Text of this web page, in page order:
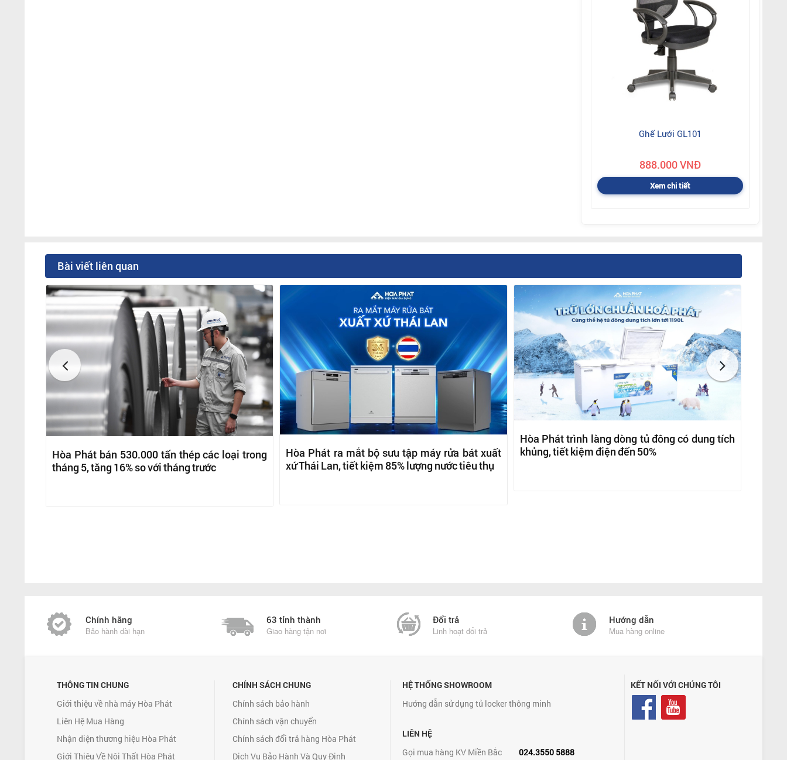
Ghế Lưới GL101
888.000 VNĐ
Xem chi tiết
Bài viết liên quan
Hòa Phát bán 530.000 tấn thép các loại trong
tháng 5, tăng 16% so với tháng trước
Hòa Phát ra mắt bộ sưu tập máy rửa bát xuất
xứ Thái Lan, tiết kiệm 85% lượng nước tiêu thụ
Hòa Phát trình làng dòng tủ đông có dung tích
khủng, tiết kiệm điện đến 50%
Chính hãng
Bảo hành dài hạn
63 tỉnh thành
Giao hàng tận nơi
Đổi trả
Linh hoạt đổi trả
Hướng dẫn
Mua hàng online
THÔNG TIN CHUNG
Giới thiệu về nhà máy Hòa Phát
Liên Hệ Mua Hàng
Nhận diện thương hiệu Hòa Phát
Giới Thiệu Về Nội Thất Hòa Phát
CHÍNH SÁCH CHUNG
Chính sách bảo hành
Chính sách vận chuyển
Chính sách đổi trả hàng Hòa Phát
Dịch Vụ Bảo Hành Và Quy Định
HỆ THỐNG SHOWROOM
Hướng dẫn sử dụng tủ locker thông minh
LIÊN HỆ
Gọi mua hàng KV Miền Bắc
024.3550 5888
KẾT NỐI VỚI CHÚNG TÔI